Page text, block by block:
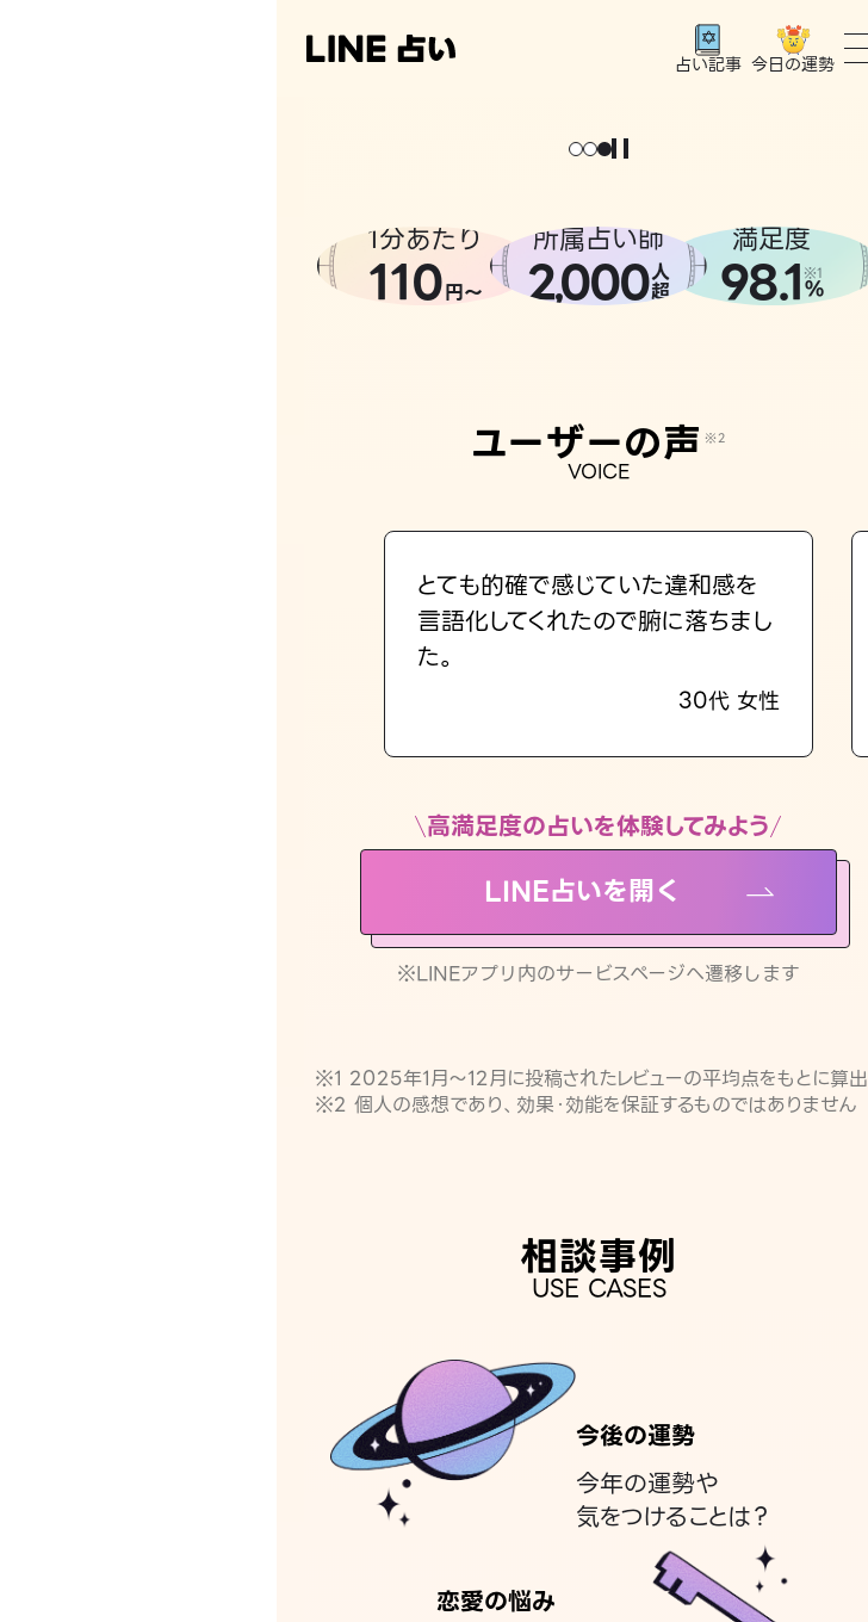
占い記事 今日の運勢
1分あたり
110円〜
所属占い師
2,000人
超
満足度
98.1 ※1
%
ユーザーの声 ※2
VOICE
とても的確で感じていた違和感を
言語化してくれたので腑に落ちまし
た。
30代 女性
高満足度の占いを体験してみよう
LINE占いを開く
※LINEアプリ内のサービスページへ遷移します
※1 2025年1月〜12月に投稿されたレビューの平均点をもとに算出
※2 個人の感想であり、効果・効能を保証するものではありません
相談事例
USE CASES
今後の運勢
今年の運勢や
気をつけることは？
恋愛の悩み